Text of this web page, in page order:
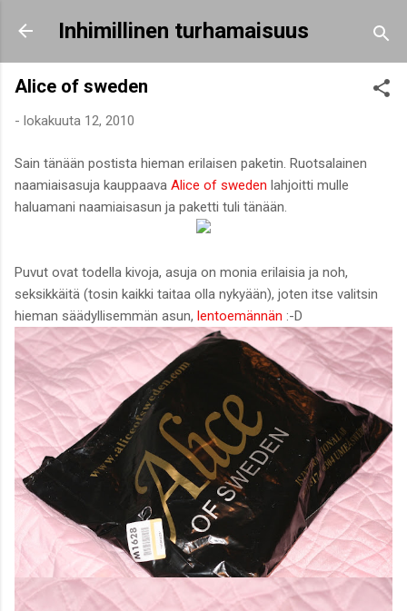
Siirry pääsisältöön
Inhimillinen turhamaisuus
Alice of sweden
- lokakuuta 12, 2010
Sain tänään postista hieman erilaisen paketin. Ruotsalainen
naamiaisasuja kauppaava Alice of sweden lahjoitti mulle
haluamani naamiaisasun ja paketti tuli tänään.
Puvut ovat todella kivoja, asuja on monia erilaisia ja noh,
seksikkäitä (tosin kaikki taitaa olla nykyään), joten itse valitsin
hieman säädyllisemmän asun, lentoemännän :-D